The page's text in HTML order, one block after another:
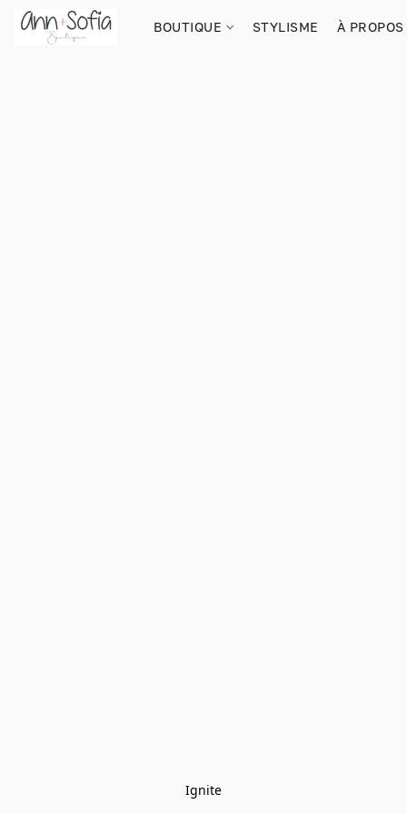
BOUTIQUE STYLISME À
Ignite